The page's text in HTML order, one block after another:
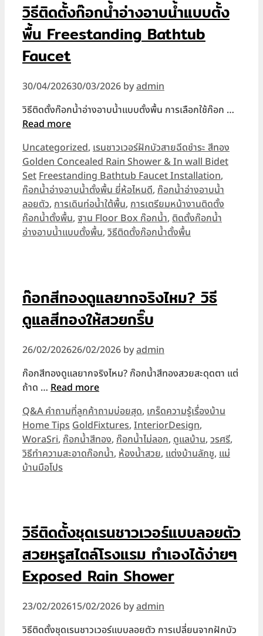
วิธีติดตั้งก๊อกน้ำอ่างอาบน้ำแบบตั้ง
พื้น Freestanding Bathtub
Faucet
30/04/202630/03/2026 byadmin
วิธีติดตั้งก๊อกน้ำอ่างอาบน้ำแบบตั้งพื้น การเลือกใช้ก๊อก …
Read more
Categories
Uncategorized, เรนชาวเวอร์ฝักบัวสายฉีดชำระ สีทอง
Golden Concealed Rain Shower & In wall Bidet
Set Tags
Freestanding Bathtub Faucet Installation,
ก๊อกน้ำอ่างอาบน้ำตั้งพื้น ยี่ห้อไหนดี, ก๊อกน้ำอ่างอาบน้ำ
ลอยตัว, การเดินท่อน้ำใต้พื้น, การเตรียมหน้างานติดตั้ง
ก๊อกน้ำตั้งพื้น, ฐาน Floor Box ก๊อกน้ำ, ติดตั้งก๊อกน้ำ
อ่างอาบน้ำแบบตั้งพื้น,วิธีติดตั้งก๊อกน้ำตั้งพื้น
ก๊อกสีทองดูแลยากจริงไหม? วิธี
ดูแลสีทองให้สวยกริ๊บ
26/02/202626/02/2026 byadmin
ก๊อกสีทองดูแลยากจริงไหม? ก๊อกน้ำสีทองสวยสะดุดตา แต่
ถ้าด … Read more
Categories
Q&A คำถามที่ลูกค้าถามบ่อยสุด, เกร็ดความรู้เรื่องบ้าน
Home Tips Tags
GoldFixtures, InteriorDesign,
WoraSri, ก๊อกน้ำสีทอง, ก๊อกน้ำไม่ลอก, ดูแลบ้าน, วรศรี,
วิธีทำความสะอาดก๊อกน้ำ, ห้องน้ำสวย, แต่งบ้านลักชู, แม่
บ้านมือโปร
วิธีติดตั้งชุดเรนชาวเวอร์แบบลอยตัว
สวยหรูสไตล์โรงแรม ทำเองได้ง่ายๆ
Exposed Rain Shower
23/02/202615/02/2026 byadmin
วิธีติดตั้งชุดเรนชาวเวอร์แบบลอยตัว การเปลี่ยนจากฝักบัว